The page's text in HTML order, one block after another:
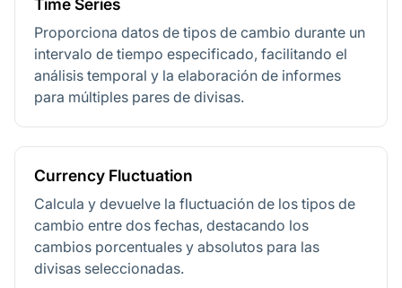
Time Series
Proporciona datos de tipos de cambio durante un
intervalo de tiempo especificado, facilitando el
análisis temporal y la elaboración de informes
para múltiples pares de divisas.
Currency Fluctuation
Calcula y devuelve la fluctuación de los tipos de
cambio entre dos fechas, destacando los
cambios porcentuales y absolutos para las
divisas seleccionadas.